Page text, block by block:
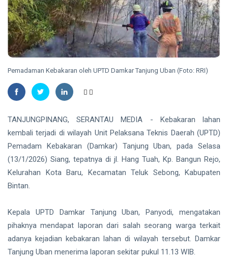
Opsi Ambil
Alih
Warga
Pelalawan
Diserang
Beruang
Madu,
BBKSDA
Pasang
Kandang
Jebak
08
Aug,
2026
41
views
Kasus
Sabu
di Hotel
Bathin
Solapan
08
Mahasiswa
Unilak
Raih Juara
Disabilitas
08
39
HUKRIM
Mantan
Suami
Diduga
Bacok
Aug,
views
Pemadaman Kebakaran oleh UPTD Damkar Tanjung Uban (Foto: RRI)
TANJUNGPINANG, SERANTAU MEDIA - Kebakaran lahan
kembali terjadi di wilayah Unit Pelaksana Teknis Daerah (UPTD)
Pemadam Kebakaran (Damkar) Tanjung Uban, pada Selasa
(13/1/2026) Siang, tepatnya di jl. Hang Tuah, Kp. Bangun Rejo,
Kelurahan Kota Baru, Kecamatan Teluk Sebong, Kabupaten
Bintan.
Kepala UPTD Damkar Tanjung Uban, Panyodi, mengatakan
pihaknya mendapat laporan dari salah seorang warga terkait
adanya kejadian kebakaran lahan di wilayah tersebut. Damkar
Tanjung Uban menerima laporan sekitar pukul 11.13 WIB.